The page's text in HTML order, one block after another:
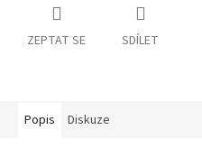
ZEPTAT SE SDÍLET
Popis Diskuze